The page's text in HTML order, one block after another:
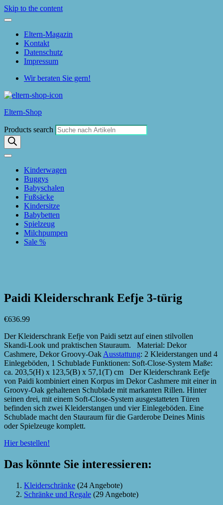
Skip to the content
Eltern-Magazin
Kontakt
Datenschutz
Impressum
Wir beraten Sie gern!
Eltern-Shop
Products search
Kinderwagen
Buggys
Babyschalen
Fußsäcke
Kindersitze
Babybetten
Spielzeug
Milchpumpen
Sale %
Paidi Kleiderschrank Eefje 3-türig
€636.99
Der Kleiderschrank Eefje von Paidi setzt auf einen stilvollen
Skandi-Look und praktischen Stauraum. Material: Dekor
Cashmere, Dekor Groovy-Oak Ausstattung: 2 Kleiderstangen und 4
Einlegeböden, 1 Schublade Funktionen: Soft-Close-System Maße:
ca. 203,5(H) x 123,5(B) x 57,1(T) cm Der Kleiderschrank Eefje
von Paidi kombiniert einen Korpus im Dekor Cashmere mit einer in
Groovy-Oak gehaltenen Schublade mit markanten Rillen. Hinter
seinen drei, mit einem Soft-Close-System ausgestatteten Türen
befinden sich zwei Kleiderstangen und vier Einlegeböden. Eine
Schublade macht den Stauraum für die Garderobe Deines Minis
oder Spielzeuge komplett.
Hier bestellen!
Das könnte Sie interessieren:
Kleiderschränke (24 Angebote)
Schränke und Regale (29 Angebote)